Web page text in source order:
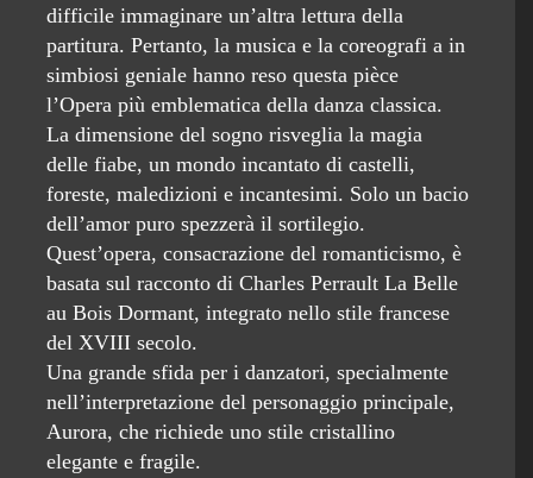
difficile immaginare un’altra lettura della
partitura. Pertanto, la musica e la coreografi a in
simbiosi geniale hanno reso questa pièce
l’Opera più emblematica della danza classica.
La dimensione del sogno risveglia la magia
delle fiabe, un mondo incantato di castelli,
foreste, maledizioni e incantesimi. Solo un bacio
dell’amor puro spezzerà il sortilegio.
Quest’opera, consacrazione del romanticismo, è
basata sul racconto di Charles Perrault La Belle
au Bois Dormant, integrato nello stile francese
del XVIII secolo.
Una grande sfida per i danzatori, specialmente
nell’interpretazione del personaggio principale,
Aurora, che richiede uno stile cristallino
elegante e fragile.